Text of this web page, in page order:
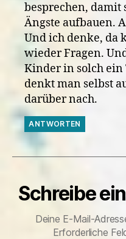
besprechen,
Ängste aufbauen.
Und ich denke, da
wieder Fragen.
Kinder in solch ein
denkt man selbst
darüber nach.
ANTWORTEN
Schreibe
Deine E-Mail-
Erforderliche